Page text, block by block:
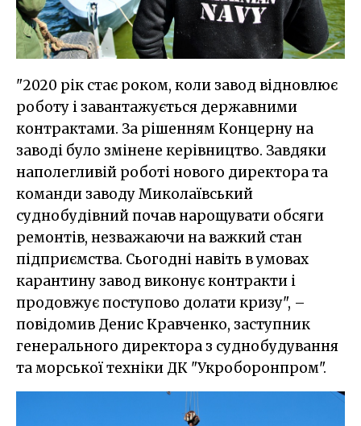
"2020 рік стає роком, коли завод відновлює
роботу і завантажується державними
контрактами. За рішенням Концерну на
заводі було змінене керівництво. Завдяки
наполегливій роботі нового директора та
команди заводу Миколаївський
суднобудівний почав нарощувати обсяги
ремонтів, незважаючи на важкий стан
підприємства. Сьогодні навіть в умовах
карантину завод виконує контракти і
продовжує поступово долати кризу", –
повідомив Денис Кравченко, заступник
генерального директора з суднобудування
та морської техніки ДК "Укроборонпром".